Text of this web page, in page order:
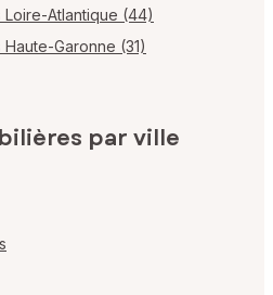
Atlantique (44)
Garonne (31)
par ville